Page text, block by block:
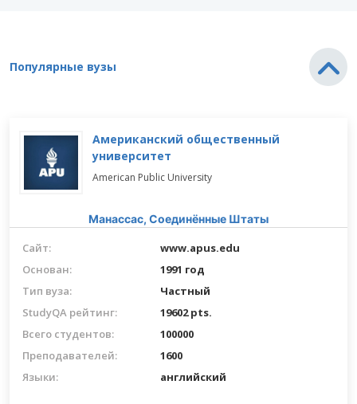
Популярные вузы
Американский общественный
университет
American Public University
Манассас, Соединённые Штаты
Сайт:
www.apus.edu
Основан:
1991 год
Тип вуза:
Частный
StudyQA рейтинг:
19602 pts.
Всего студентов:
100000
Преподавателей:
1600
Языки:
английский